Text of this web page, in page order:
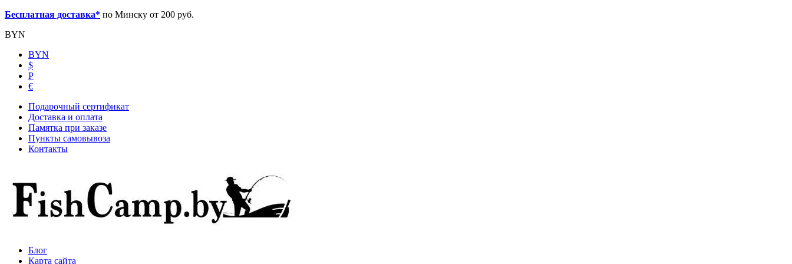
Бесплатная доставка* по Минску от 200 руб.
BYN
BYN
$
Р
€
Подарочный сертификат
Доставка и оплата
Памятка при заказе
Пункты самовывоза
Контакты
Блог
Карта сайта